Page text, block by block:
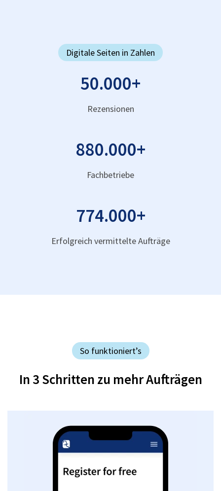
Digitale Seiten in Zahlen
50.000+
Rezensionen
880.000+
Fachbetriebe
774.000+
Erfolgreich vermittelte Aufträge
So funktioniert’s
In 3 Schritten zu mehr Aufträgen